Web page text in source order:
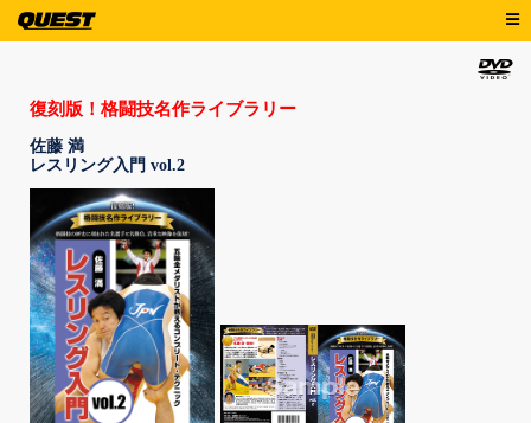
復刻版！格闘技名作ライブラリー
佐藤 満
レスリング入門 vol.2